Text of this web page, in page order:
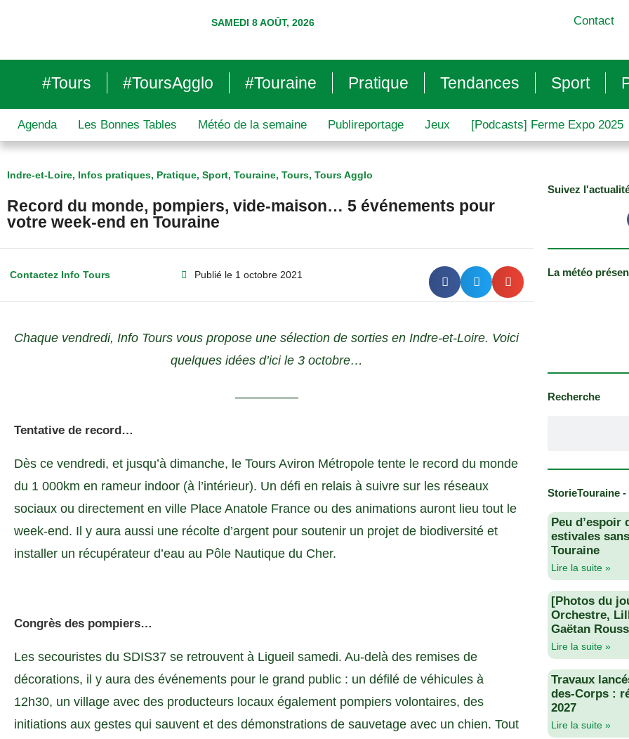
SAMEDI 8 AOÛT, 2026 Contact
#Tours #ToursAgglo #Touraine Pratique Tendances Sport
Agenda Les Bonnes Tables Météo de la semaine Publireportage Jeux [Podcasts] Ferme Expo 2025
Indre-et-Loire, Infos pratiques, Pratique, Sport, Touraine, Tours, Tours Agglo
Record du monde, pompiers, vide-maison… 5 événements pour
votre week-end en Touraine
Contactez Info Tours Publié le 1 octobre 2021
Chaque vendredi, Info Tours vous propose une sélection de sorties en Indre-et-Loire. Voici
quelques idées d’ici le 3 octobre…
—————
Tentative de record…
Dès ce vendredi, et jusqu’à dimanche, le Tours Aviron Métropole tente le record du monde
du 1 000km en rameur indoor (à l’intérieur). Un défi en relais à suivre sur les réseaux
sociaux ou directement en ville Place Anatole France ou des animations auront lieu tout le
week-end. Il y aura aussi une récolte d’argent pour soutenir un projet de biodiversité et
installer un récupérateur d’eau au Pôle Nautique du Cher.
Congrès des pompiers…
Les secouristes du SDIS37 se retrouvent à Ligueil samedi. Au-delà des remises de
décorations, il y aura des événements pour le grand public : un défilé de véhicules à
12h30, un village avec des producteurs locaux également pompiers volontaires, des
initiations aux gestes qui sauvent et des démonstrations de sauvetage avec un chien. Tout
Suivez
La météo
Recherche
StorieTouraine
Peu d’espoir
estivales
Touraine
Lire la suite »
[Photos du
Orchestre,
Gaëtan
Lire la suite »
Travaux
des-Corps :
2027
Lire la suite »